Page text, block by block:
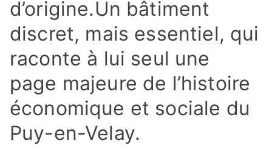
d’origine.Un bâtiment
discret, mais essentiel, qui
raconte à lui seul une
page majeure de l’histoire
économique et sociale du
Puy-en-Velay.